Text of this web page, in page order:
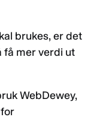
brukes, er det
få mer verdi ut
WebDewey,